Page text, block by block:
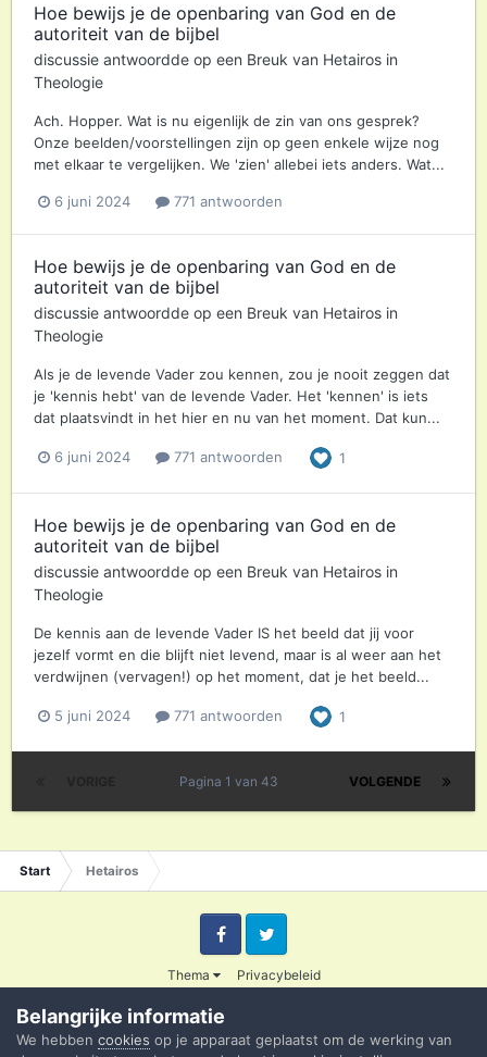
Hoe bewijs je de openbaring van God en de
autoriteit van de bijbel
discussie antwoordde op een Breuk van Hetairos in
Theologie
Ach. Hopper. Wat is nu eigenlijk de zin van ons gesprek?
Onze beelden/voorstellingen zijn op geen enkele wijze nog
met elkaar te vergelijken. We 'zien' allebei iets anders. Wat...
6 juni 2024 771 antwoorden
Hoe bewijs je de openbaring van God en de
autoriteit van de bijbel
discussie antwoordde op een Breuk van Hetairos in
Theologie
Als je de levende Vader zou kennen, zou je nooit zeggen dat
je 'kennis hebt' van de levende Vader. Het 'kennen' is iets
dat plaatsvindt in het hier en nu van het moment. Dat kun...
6 juni 2024 771 antwoorden 1
Hoe bewijs je de openbaring van God en de
autoriteit van de bijbel
discussie antwoordde op een Breuk van Hetairos in
Theologie
De kennis aan de levende Vader IS het beeld dat jij voor
jezelf vormt en die blijft niet levend, maar is al weer aan het
verdwijnen (vervagen!) op het moment, dat je het beeld...
5 juni 2024 771 antwoorden 1
VOLGENDE
Pagina 1 van 43
Start Hetairos
Thema Privacybeleid
FacebookTwitter
Powered by Invision Community
Belangrijke informatie
We hebben cookies op je apparaat geplaatst om de werking van